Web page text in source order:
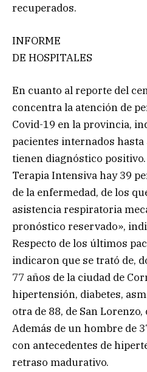
recuperados.
INFORME
DE HOSPITALES
En cuanto al reporte del
concentra la atención de
Covid-19 en la provincia,
pacientes internados hasta
tienen diagnóstico positivo.
Terapia Intensiva hay 39
de la enfermedad, de los
asistencia respiratoria
pronóstico reservado»,
Respecto de los últimos
indicaron que se trató de,
77 años de la ciudad de
hipertensión, diabetes,
otra de 88, de San
Además de un hombre de
con antecedentes de
retraso madurativo.